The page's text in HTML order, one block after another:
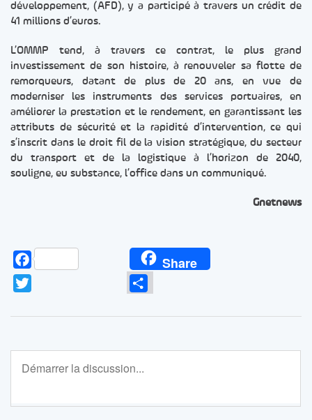
développement, (AFD), y a participé à travers un crédit de
41 millions d’euros.
L’OMMP tend, à travers ce contrat, le plus grand
investissement de son histoire, à renouveler sa flotte de
remorqueurs, datant de plus de 20 ans, en vue de
moderniser les instruments des services portuaires, en
améliorer la prestation et le rendement, en garantissant les
attributs de sécurité et la rapidité d’intervention, ce qui
s’inscrit dans le droit fil de la vision stratégique, du secteur
du transport et de la logistique à l’horizon de 2040,
souligne, eu substance, l’office dans un communiqué.
Gnetnews
Facebook Share
Partager